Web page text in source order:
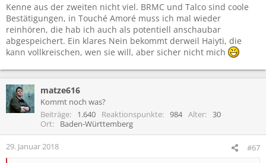
Kenne aus der zweiten nicht viel. BRMC und Talco sind coole
Bestätigungen, in Touché Amoré muss ich mal wieder
reinhören, die hab ich auch als potentiell anschaubar
abgespeichert. Ein klares Nein bekommt derweil Haiyti, die
kann vollkreischen, wen sie will, aber sicher nicht mich
matze616
Kommt noch was?
Beiträge
1.640 Reaktionspunkte 984 Alter
30
Ort
Baden-Württemberg
29. Januar 2018 #67